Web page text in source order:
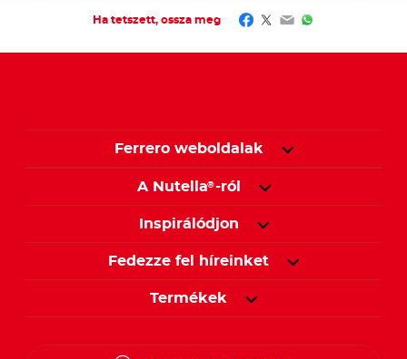
Ha tetszett, ossza meg Facebook
Twitter
EmailWhatsApp
Ferrero weboldalak
A Nutella®-ról
Inspirálódjon
Fedezze fel híreinket
Termékek